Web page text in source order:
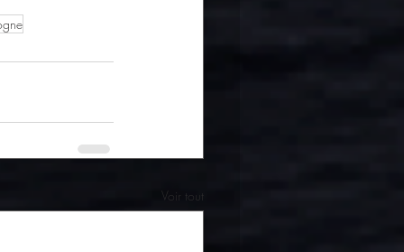
Voir tout